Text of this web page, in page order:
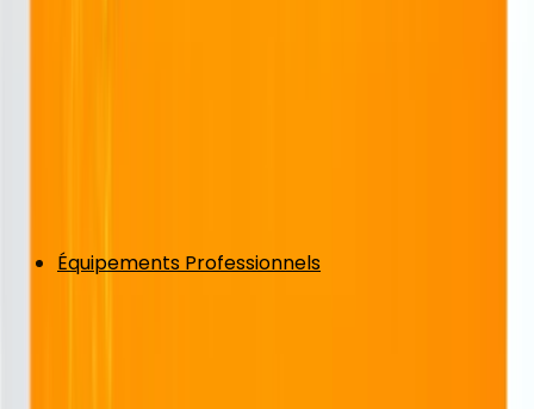
Équipements Professionnels